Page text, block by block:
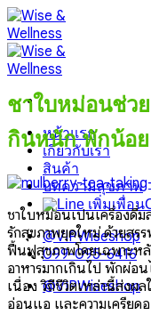
Skip
to
content
หน้าแรก
เกี่ยวกับเรา
สินค้า
บทความสุขภาพ
@VIPWiseshop
099-095-6416
@VIPWiseshop
ชาใบหม่อนช่ว
กินหนัก พักน้อ
ชาใบหม่อนเป็นเครื่องดื่
รักสุขภาพยุคใหม่ ด้วยสร
ฟื้นฟูสุขภาพโดยเฉพาะหลั
อาหารมากเกินไป พักผ่
เนื่อง วิถีชีวิตเหล่านี้ส่งผ
อ่อนแอ และความเครียด